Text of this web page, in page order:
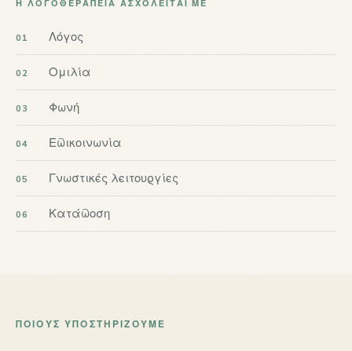
Η ΛΟΓΟΘΕΡΑΠΕΊΑ ΑΣΧΟΛΕΊΤΑΙ ΜΕ
Λόγος
Ομιλία
Φωνή
Επικοινωνία
Γνωστικές λειτουργίες
Κατάποση
ΠΟΙΟΥΣ ΥΠΟΣΤΗΡΊΖΟΥΜΕ